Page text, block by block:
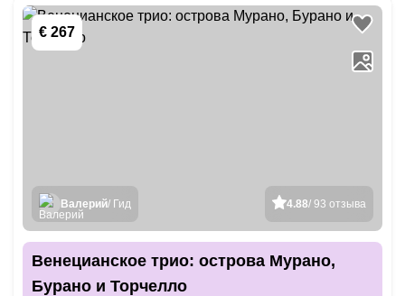
€ 267
4.88/ 93 отзыва
Валерий/ Гид
Венецианское трио: острова Мурано,
Бурано и Торчелло